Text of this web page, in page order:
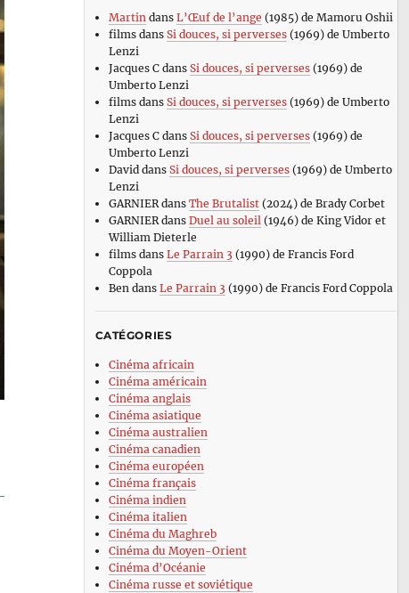
Martin dans L’Œuf de l’ange (1985) de Mamoru Oshii
filmsdans Si douces, si perverses(1969) de Umberto
Lenzi
Jacques Cdans Si douces, si perverses(1969) de
Umberto Lenzi
filmsdans Si douces, si perverses(1969) de Umberto
Lenzi
Jacques Cdans Si douces, si perverses(1969) de
Umberto Lenzi
David dans Si douces, si perverses(1969) de Umberto
Lenzi
GARNIERdans The Brutalist(2024) de Brady Corbet
GARNIERdans Duel au soleil (1946) de King Vidor et
William Dieterle
filmsdans Le Parrain 3 (1990) de Francis Ford
Coppola
Ben dans Le Parrain 3 (1990) de Francis Ford Coppola
CATÉGORIES
Cinéma africain
Cinéma américain
Cinéma anglais
Cinéma asiatique
Cinéma australien
Cinéma canadien
Cinéma européen
Cinéma français
Cinéma indien
Cinéma italien
Cinéma du Maghreb
Cinéma du Moyen-Orient
Cinéma d’Océanie
Cinéma russe et soviétique